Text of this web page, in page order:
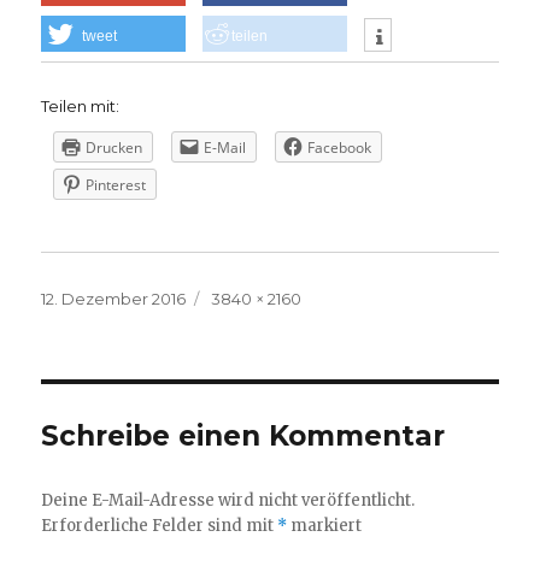
tweet teilen
Teilen mit:
Drucken E-Mail
Facebook
Pinterest
Veröffentlicht
12. Dezember 2016
Volle
3840 × 2160
Schreibe einen Kommentar
Deine E-Mail-Adresse wird nicht veröffentlicht.
Erforderliche Felder sind mit * markiert